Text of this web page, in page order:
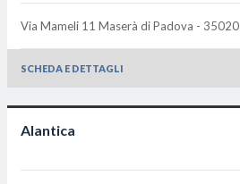
Via Mameli 11 Maserà di Padova - 35020
SCHEDA E DETTAGLI
Alantica